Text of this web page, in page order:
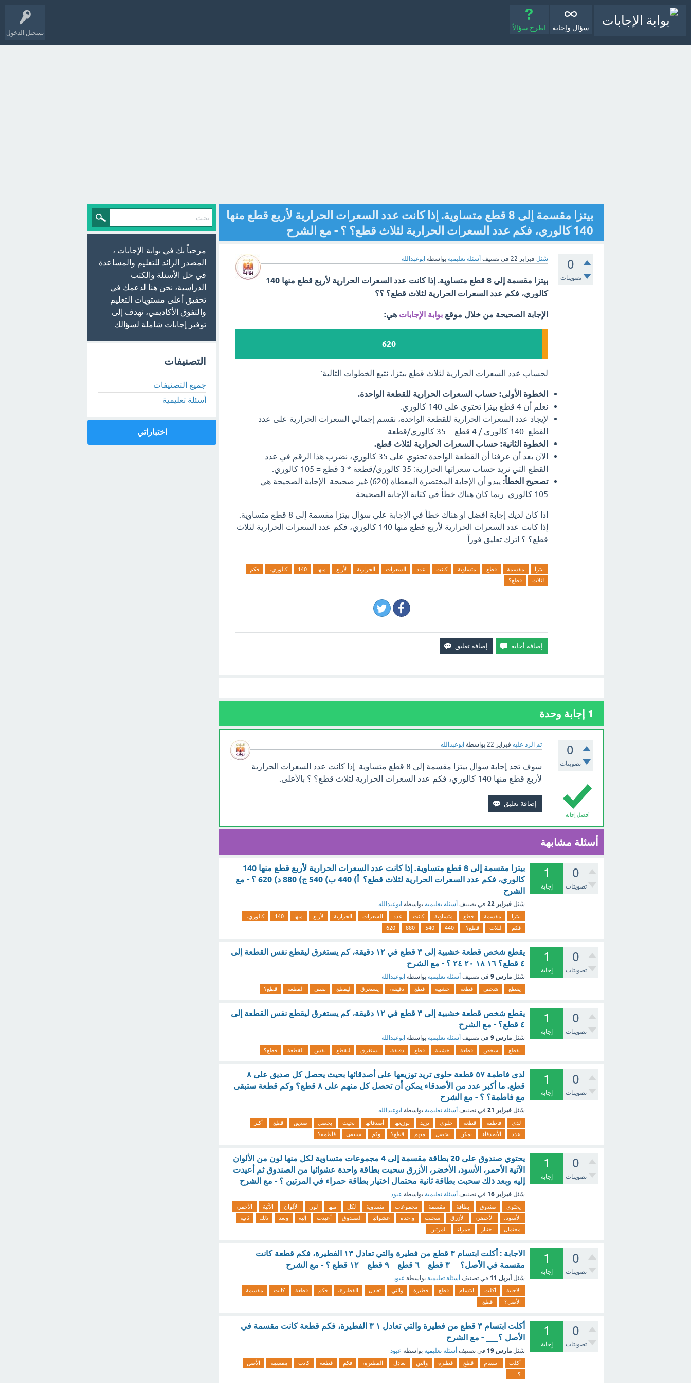
تسجيل الدخول
سؤال وإجابة اطرح سؤالاً
بيتزا مقسمة إلى 8 قطع متساوية. إذا كانت عدد السعرات الحرارية لأربع قطع منها
140 كالوري، فكم عدد السعرات الحرارية لثلاث قطع؟ ؟ - مع الشرح
0
تصويتات
سُئل فبراير 22 في تصنيف أسئلة تعليمية بواسطة ابوعبدالله
بيتزا مقسمة إلى 8 قطع متساوية. إذا كانت عدد السعرات الحرارية لأربع قطع منها 140
كالوري، فكم عدد السعرات الحرارية لثلاث قطع؟ ؟؟
الإجابة الصحيحة من خلال موقع بوابة الإجابات هي:
620
لحساب عدد السعرات الحرارية لثلاث قطع بيتزا، نتبع الخطوات التالية:
الخطوة الأولى: حساب السعرات الحرارية للقطعة الواحدة.
نعلم أن 4 قطع بيتزا تحتوي على 140 كالوري.
لإيجاد عدد السعرات الحرارية للقطعة الواحدة، نقسم إجمالي السعرات الحرارية على عدد
القطع: 140 كالوري / 4 قطع = 35 كالوري/قطعة.
الخطوة الثانية: حساب السعرات الحرارية لثلاث قطع.
الآن بعد أن عرفنا أن القطعة الواحدة تحتوي على 35 كالوري، نضرب هذا الرقم في عدد
القطع التي نريد حساب سعراتها الحرارية: 35 كالوري/قطعة * 3 قطع = 105 كالوري.
تصحيح الخطأ:
يبدو أن الإجابة المختصرة المعطاة (620) غير صحيحة. الإجابة الصحيحة هي
105 كالوري. ربما كان هناك خطأ في كتابة الإجابة الصحيحة.
اذا كان لديك إجابة افضل او هناك خطأ في الإجابة علي سؤال بيتزا مقسمة إلى 8 قطع متساوية.
إذا كانت عدد السعرات الحرارية لأربع قطع منها 140 كالوري، فكم عدد السعرات الحرارية لثلاث
قطع؟ ؟ اترك تعليق فورآ.
بيتزا مقسمة قطع متساوية كانت عدد السعرات الحرارية لأربع منها 140 كالوري،
فكم
لثلاث
قطع؟
1 إجابة وحدة
0
تصويتات
تم الرد عليه فبراير 22 بواسطة ابوعبدالله
أفضل إجابة
سوف تجد إجابة سؤال بيتزا مقسمة إلى 8 قطع متساوية. إذا كانت عدد السعرات الحرارية
لأربع قطع منها 140 كالوري، فكم عدد السعرات الحرارية لثلاث قطع؟ ؟ بالأعلى.
أسئلة مشابهة
0
تصويتات
1
إجابة
بيتزا مقسمة إلى 8 قطع متساوية. إذا كانت عدد السعرات الحرارية لأربع قطع منها 140
كالوري، فكم عدد السعرات الحرارية لثلاث قطع؟ أ) 440 ب) 540 ج) 880 د) 620 ؟ - مع
الشرح
سُئل فبراير 22 في تصنيف أسئلة تعليمية بواسطة ابوعبدالله
بيتزا مقسمة قطع متساوية كانت عدد السعرات الحرارية لأربع منها 140
كالوري،
فكم
لثلاث قطع؟ 440
540
880
620
0
تصويتات
1
إجابة
يقطع شخص قطعة خشبية إلى ٣ قطع في ١٢ دقيقة، كم يستغرق ليقطع نفس القطعة إلى
٤ قطع؟ ١٦ ١٨ ٢٠ ٢٤ ؟ - مع الشرح
سُئل مارس 9 في تصنيف أسئلة تعليمية بواسطة ابوعبدالله
يقطع شخص قطعة خشبية قطع دقيقة، يستغرق ليقطع نفس القطعة قطع؟
0
تصويتات
1
إجابة
يقطع شخص قطعة خشبية إلى ٣ قطع في ١٢ دقيقة، كم يستغرق ليقطع نفس القطعة إلى
٤ قطع؟ - مع الشرح
سُئل مارس 9 في تصنيف أسئلة تعليمية بواسطة ابوعبدالله
يقطع شخص قطعة خشبية قطع دقيقة، يستغرق ليقطع نفس القطعة قطع؟
0
تصويتات
1
إجابة
لدى فاطمة ٥٧ قطعة حلوى تريد توزيعها على أصدقائها بحيث يحصل كل صديق على ٨
قطع. ما أكبر عدد من الأصدقاء يمكن أن تحصل كل منهم على ٨ قطع؟ وكم قطعة ستبقى
مع فاطمة؟ ؟ - مع الشرح
سُئل فبراير 21 في تصنيف أسئلة تعليمية بواسطة ابوعبدالله
لدى فاطمة قطعة حلوى تريد توزيعها أصدقائها بحيث يحصل صديق قطع
أكبر
عدد
الأصدقاء يمكن تحصل منهم قطع؟ وكم ستبقى فاطمة؟
0
تصويتات
1
إجابة
يحتوي صندوق على 20 بطاقة مقسمة إلى 4 مجموعات متساوية لكل منها لون من الألوان
الآتية الأحمر، الأسود، الأخضر، الأزرق سحبت بطاقة واحدة عشوائيا من الصندوق ثم أعيدت
إليه وبعد ذلك سحبت بطاقة ثانية محتمال اختيار بطاقة حمراء في المرتين ؟ - مع الشرح
سُئل فبراير 16 في تصنيف أسئلة تعليمية بواسطة عبود
يحتوي صندوق بطاقة مقسمة مجموعات متساوية لكل منها لون الألوان الآتية
الأحمر،
الأسود،
الأخضر، الأزرق سحبت واحدة عشوائيا الصندوق أعيدت إليه وبعد ذلك
ثانية
محتمال
اختيار حمراء المرتين
0
تصويتات
1
إجابة
الاجابة : أكلت ابتسام ٣ قطع من فطيرة والتي تعادل ١٣ الفطيرة، فكم قطعة كانت
مقسمة في الأصل؟ ٣ قطع ٦ قطع ٩ قطع ١٢ قطع ؟ - مع الشرح
سُئل أبريل 11 في تصنيف أسئلة تعليمية بواسطة عبود
الاجابة أكلت ابتسام قطع فطيرة والتي تعادل الفطيرة، فكم قطعة كانت
مقسمة
الأصل؟
قطع
0
تصويتات
1
إجابة
أكلت ابتسام ٣ قطع من فطيرة والتي تعادل ١ ٣ الفطيرة، فكم قطعة كانت مقسمة في
الأصل ؟___ - مع الشرح
سُئل مارس 19 في تصنيف أسئلة تعليمية بواسطة عبود
أكلت ابتسام قطع فطيرة والتي تعادل الفطيرة، فكم قطعة كانت مقسمة
الأصل
؟___
مرحباً بك في بوابة الإجابات ،
المصدر الرائد للتعليم والمساعدة
في حل الأسئلة والكتب
الدراسية، نحن هنا لدعمك في
تحقيق أعلى مستويات التعليم
والتفوق الأكاديمي، نهدف إلى
توفير إجابات شاملة لسؤالك
التصنيفات
جميع التصنيفات
أسئلة تعليمية
اختباراتي